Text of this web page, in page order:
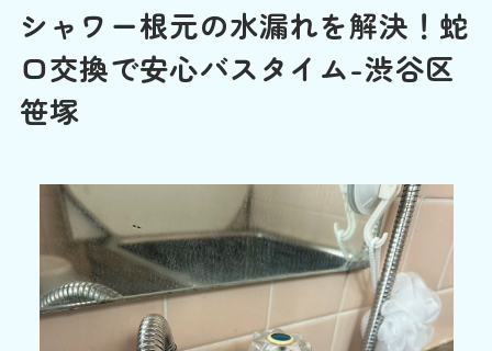
シャワー根元の水漏れを解決！蛇
口交換で安心バスタイム-渋谷区
笹塚